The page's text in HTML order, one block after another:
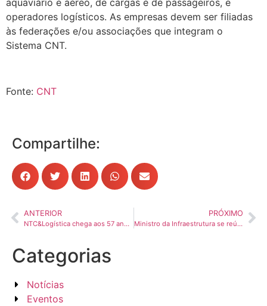
operadores logísticos. As empresas devem ser filiadas
às federações e/ou associações que integram o
Sistema CNT.
Fonte: CNT
Compartilhe:
ANTERIOR
NTC&Logística chega aos 57 anos de forte atuação e atenta ao futuro
PRÓXIMO
Ministro da Infraestrutura se reúne com transportadores de cargas e apresenta BR do Mar
Categorias
Notícias
Eventos